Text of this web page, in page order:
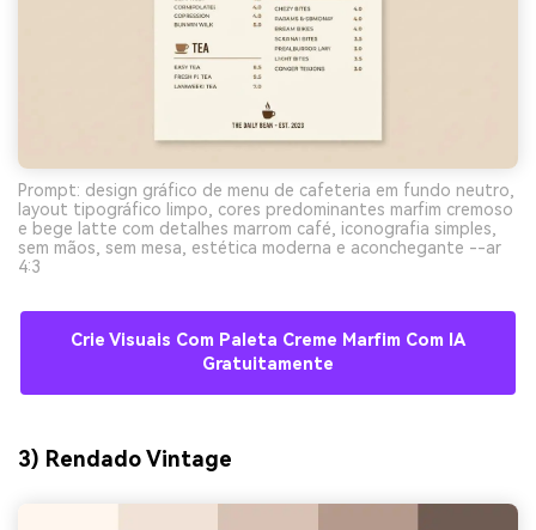
Prompt: design gráfico de menu de cafeteria em fundo neutro,
layout tipográfico limpo, cores predominantes marfim cremoso
e bege latte com detalhes marrom café, iconografia simples,
sem mãos, sem mesa, estética moderna e aconchegante --ar
4:3
Crie Visuais Com Paleta Creme Marfim Com IA
Gratuitamente
3) Rendado Vintage